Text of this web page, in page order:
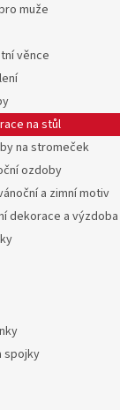
muže
věnce
na stůl
na stromeček
ozdoby
a zimní motiv
dekorace a výzdoba
spojky